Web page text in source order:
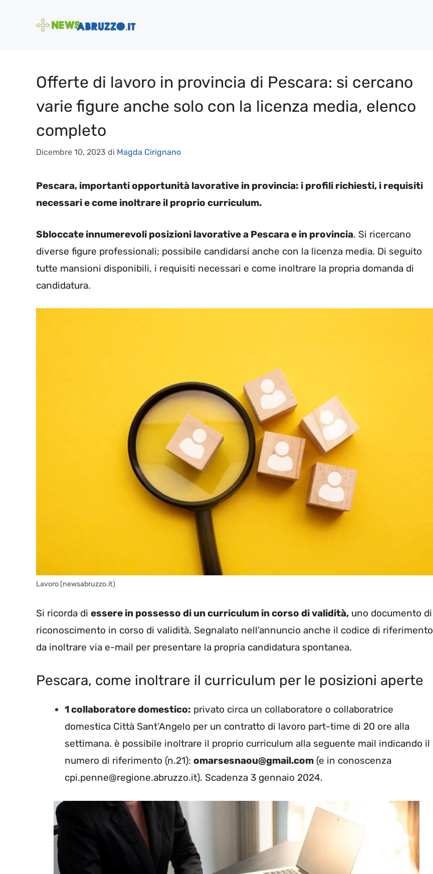
Offerte di lavoro in provincia di Pescara: si cercano
varie figure anche solo con la licenza media, elenco
completo
Dicembre 10, 2023 di Magda Cirignano
Pescara, importanti opportunità lavorative in provincia: i profili richiesti, i requisiti
necessari e come inoltrare il proprio curriculum.
Sbloccate innumerevoli posizioni lavorative a Pescara e in provincia. Si ricercano
diverse figure professionali; possibile candidarsi anche con la licenza media. Di seguito
tutte mansioni disponibili, i requisiti necessari e come inoltrare la propria domanda di
candidatura.
Lavoro (newsabruzzo.it)
Si ricorda di essere in possesso di un curriculum in corso di validità, uno documento di
riconoscimento in corso di validità. Segnalato nell’annuncio anche il codice di riferimento
da inoltrare via e-mail per presentare la propria candidatura spontanea.
Pescara, come inoltrare il curriculum per le posizioni aperte
1 collaboratore domestico: privato circa un collaboratore o collaboratrice
domestica Città Sant’Angelo per un contratto di lavoro part-time di 20 ore alla
settimana. è possibile inoltrare il proprio curriculum alla seguente mail indicando il
numero di riferimento (n.21): omarsesnaou@gmail.com (e in conoscenza
cpi.penne@regione.abruzzo.it). Scadenza 3 gennaio 2024.